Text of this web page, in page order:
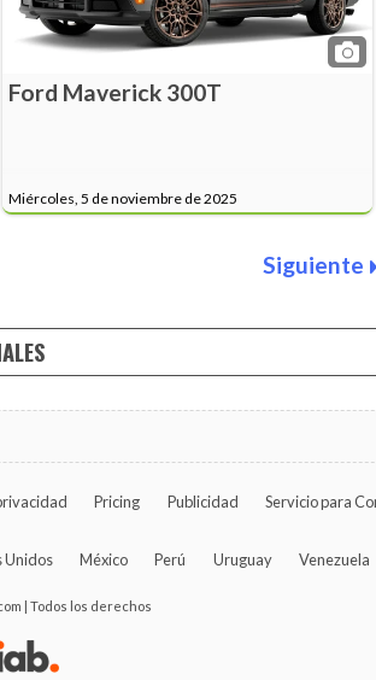
Ford Maverick 300T
Miércoles, 5 de noviembre de 2025
Siguiente
Pricing Publicidad Servicio para
Unidos México Perú Uruguay Venezuela
| Todos los derechos